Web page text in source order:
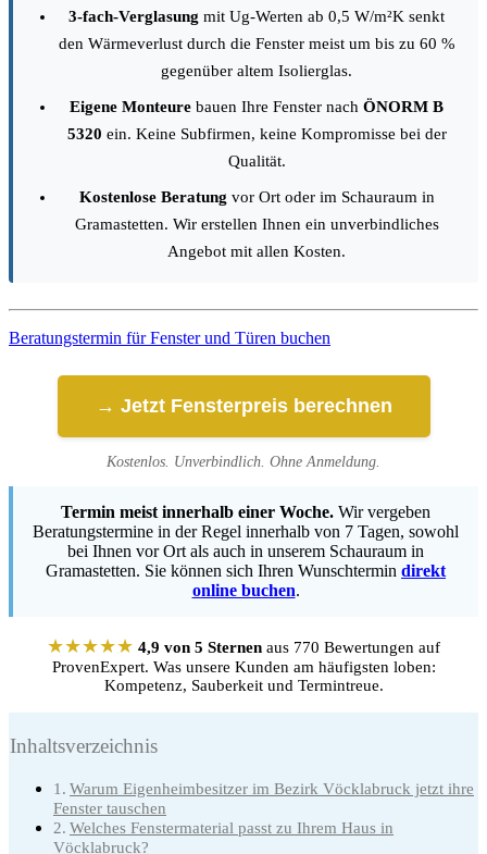
3-fach-Verglasung mit Ug-Werten ab 0,5 W/m²K senkt
den Wärmeverlust durch die Fenster meist um bis zu 60 %
gegenüber altem Isolierglas.
Eigene Monteure bauen Ihre Fenster nach ÖNORM B
5320 ein. Keine Subfirmen, keine Kompromisse bei der
Qualität.
Kostenlose Beratung vor Ort oder im Schauraum in
Gramastetten. Wir erstellen Ihnen ein unverbindliches
Angebot mit allen Kosten.
Beratungstermin für Fenster und Türen buchen
→ Jetzt Fensterpreis berechnen
Kostenlos. Unverbindlich. Ohne Anmeldung.
Termin meist innerhalb einer Woche. Wir vergeben
Beratungstermine in der Regel innerhalb von 7 Tagen, sowohl
bei Ihnen vor Ort als auch in unserem Schauraum in
Gramastetten. Sie können sich Ihren Wunschtermin direkt
online buchen.
★★★★★ 4,9 von 5 Sternen aus 770 Bewertungen auf
ProvenExpert. Was unsere Kunden am häufigsten loben:
Kompetenz, Sauberkeit und Termintreue.
Inhaltsverzeichnis
Warum Eigenheimbesitzer im Bezirk Vöcklabruck jetzt ihre
Fenster tauschen
Welches Fenstermaterial passt zu Ihrem Haus in
Vöcklabruck?